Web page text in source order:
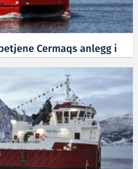
Cermaqs anlegg i